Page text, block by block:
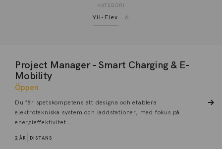
KATEGORI
YH-Flex 6
Project Manager – Smart Charging & E-
Mobility
Öppen
Du får spetskompetens att designa och etablera
elektrotekniska system och laddstationer, med fokus på
energieffektivitet...
2 ÅR DISTANS